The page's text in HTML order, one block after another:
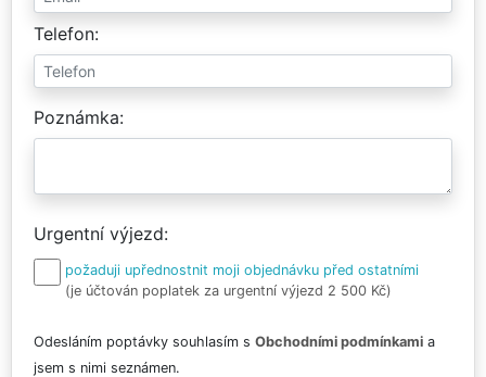
Telefon
Poznámka
Urgentní výjezd
požaduji upřednostnit moji objednávku před ostatními
(je účtován poplatek za urgentní výjezd 2 500 Kč)
Odesláním poptávky souhlasím s Obchodními podmínkami a
jsem s nimi seznámen.